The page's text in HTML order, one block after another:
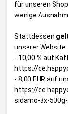
für unseren
wenige
Stattdessen
unserer Website
- 10,00 % auf
https://
- 8,00 EUR auf
https://
sidamo-3x-